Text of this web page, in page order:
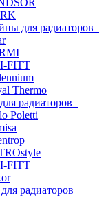
для радиаторов
FITT
Thermo
радиаторов
Poletti
FITT
радиаторов